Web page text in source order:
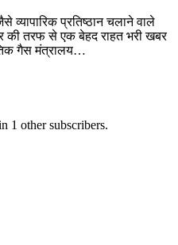
व्यापारिक प्रतिष्ठान चलाने वाले
की तरफ से एक बेहद राहत भरी खबर
गैस मंत्रालय…
1 other subscribers.